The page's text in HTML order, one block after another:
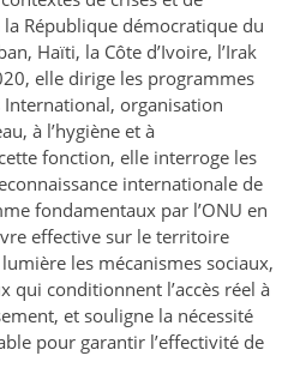
République démocratique du
Haïti, la Côte d’Ivoire, l’Irak
elle dirige les programmes
International, organisation
à l’hygiène et à
fonction, elle interroge les
internationale de
fondamentaux par l’ONU en
effective sur le territoire
les mécanismes sociaux,
conditionnent l’accès réel à
et souligne la nécessité
pour garantir l’effectivité de